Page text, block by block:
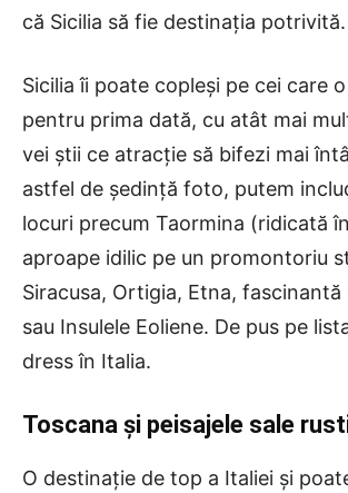
că Sicilia să fie destinația potrivită.
Sicilia îi poate copleși pe cei care
pentru prima dată, cu atât mai
vei știi ce atracție să bifezi mai
astfel de ședință foto, putem
locuri precum Taormina (ridicată
aproape idilic pe un promontoriu
Siracusa, Ortigia, Etna, fascinantă
sau Insulele Eoliene. De pus pe
dress în Italia.
Toscana și peisajele sale
O destinație de top a Italiei și